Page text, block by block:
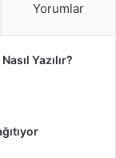
Yorumlar
Yazılır?